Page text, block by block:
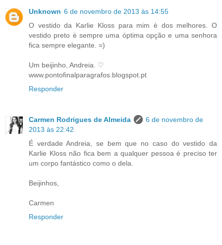
Unknown 6 de novembro de 2013 às 14:55
O vestido da Karlie Kloss para mim è dos melhores. O
vestido preto è sempre uma óptima opção e uma senhora
fica sempre elegante. =)
Um beijinho, Andreia. ♡
www.pontofinalparagrafos.blogspot.pt
Responder
Carmen Rodrigues de Almeida
6 de novembro de
2013 às 22:42
É verdade Andreia, se bem que no caso do vestido da
Karlie Kloss não fica bem a qualquer pessoa é preciso ter
um corpo fantástico como o dela.
Beijinhos,
Carmen
Responder